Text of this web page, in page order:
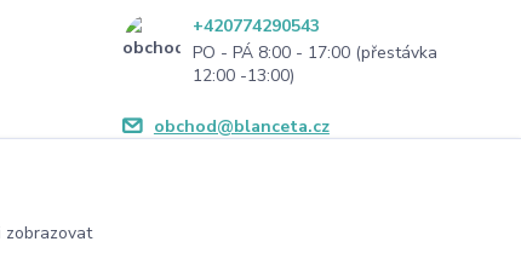
+420774290543
PO - PÁ 8:00 - 17:00 (přestávka
12:00 -13:00)
obchod@blanceta.cz
zobrazovat